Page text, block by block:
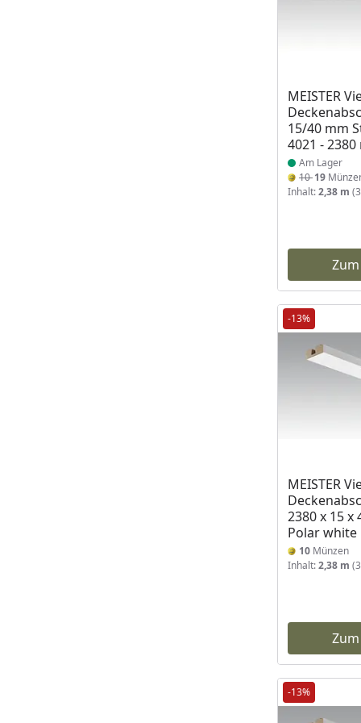
MEISTER
15/40 mm
4021 - 2380
Produkt
Am Lager
1019
Inhalt:2,38 m
-13%
MEISTER
2380 x 15 x
Polar white
10 Münzen
Inhalt:2,38 m
-13%